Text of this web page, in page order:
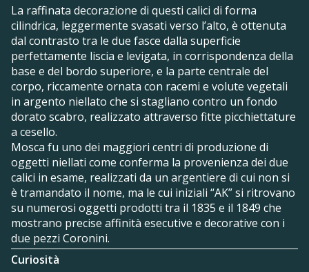
La raffinata decorazione di questi calici di forma
cilindrica, leggermente svasati verso l’alto, è ottenuta
dal contrasto tra le due fasce dalla superficie
perfettamente liscia e levigata, in corrispondenza della
base e del bordo superiore, e la parte centrale del
corpo, riccamente ornata con racemi e volute vegetali
in argento niellato che si stagliano contro un fondo
dorato scabro, realizzato attraverso fitte picchiettature
a cesello.
Mosca fu uno dei maggiori centri di produzione di
oggetti niellati come conferma la provenienza dei due
calici in esame, realizzati da un argentiere di cui non si
è tramandato il nome, ma le cui iniziali “AK” si ritrovano
su numerosi oggetti prodotti tra il 1835 e il 1849 che
mostrano precise affinità esecutive e decorative con i
due pezzi Coronini.
Curiosità